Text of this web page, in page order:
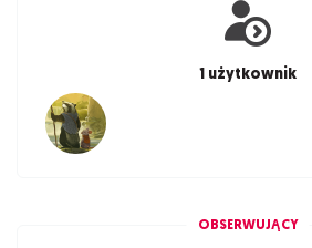
1 użytkownik
OBSERWUJĄCY